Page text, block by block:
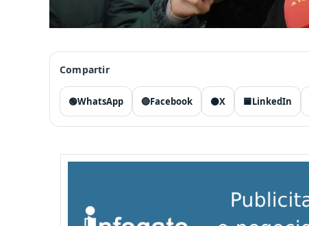
Compartir
🟢WhatsApp 🔵Facebook ⚫X 🟦LinkedIn